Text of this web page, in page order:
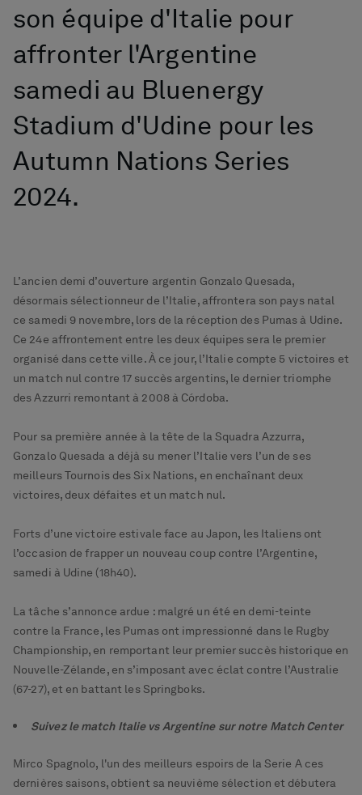
son équipe d'Italie pour
affronter l'Argentine
samedi au Bluenergy
Stadium d'Udine pour les
Autumn Nations Series
2024.
L’ancien demi d’ouverture argentin Gonzalo Quesada,
désormais sélectionneur de l’Italie, affrontera son pays natal
ce samedi 9 novembre, lors de la réception des Pumas à Udine.
Ce 24e affrontement entre les deux équipes sera le premier
organisé dans cette ville. À ce jour, l’Italie compte 5 victoires et
un match nul contre 17 succès argentins, le dernier triomphe
des Azzurri remontant à 2008 à Córdoba.
Pour sa première année à la tête de la Squadra Azzurra,
Gonzalo Quesada a déjà su mener l’Italie vers l’un de ses
meilleurs Tournois des Six Nations, en enchaînant deux
victoires, deux défaites et un match nul.
Forts d’une victoire estivale face au Japon, les Italiens ont
l’occasion de frapper un nouveau coup contre l’Argentine,
samedi à Udine (18h40).
La tâche s’annonce ardue : malgré un été en demi-teinte
contre la France, les Pumas ont impressionné dans le Rugby
Championship, en remportant leur premier succès historique en
Nouvelle-Zélande, en s’imposant avec éclat contre l’Australie
(67-27), et en battant les Springboks.
Suivez le match Italie vs Argentine sur notre Match Center
Mirco Spagnolo, l'un des meilleurs espoirs de la Serie A ces
dernières saisons, obtient sa neuvième sélection et débutera